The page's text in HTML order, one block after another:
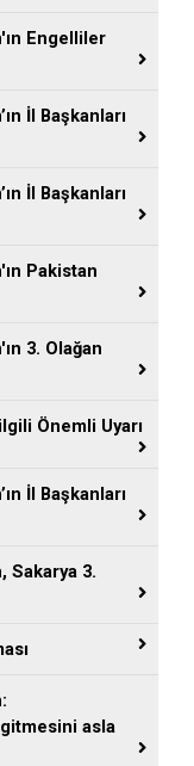
Engelliler
İl Başkanları
İl Başkanları
Pakistan
3. Olağan
Önemli Uyarı
İl Başkanları
Sakarya 3.
gitmesini asla